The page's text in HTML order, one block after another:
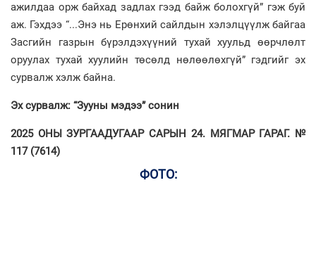
ажилдаа орж байхад задлах гээд байж болохгүй” гэж буй
аж. Гэхдээ “...Энэ нь Ерөнхий сайлдын хэлэлцүүлж байгаа
Засгийн газрын бүрэлдэхүүний тухай хуульд өөрчлөлт
оруулах тухай хуулийн төсөлд нөлөөлөхгүй” гэдгийг эх
сурвалж хэлж байна.
Эх сурвалж: “Зууны мэдээ” сонин
2025 ОНЫ ЗУРГААДУГААР САРЫН 24. МЯГМАР ГАРАГ. №
117 (7614)
ФОТО: